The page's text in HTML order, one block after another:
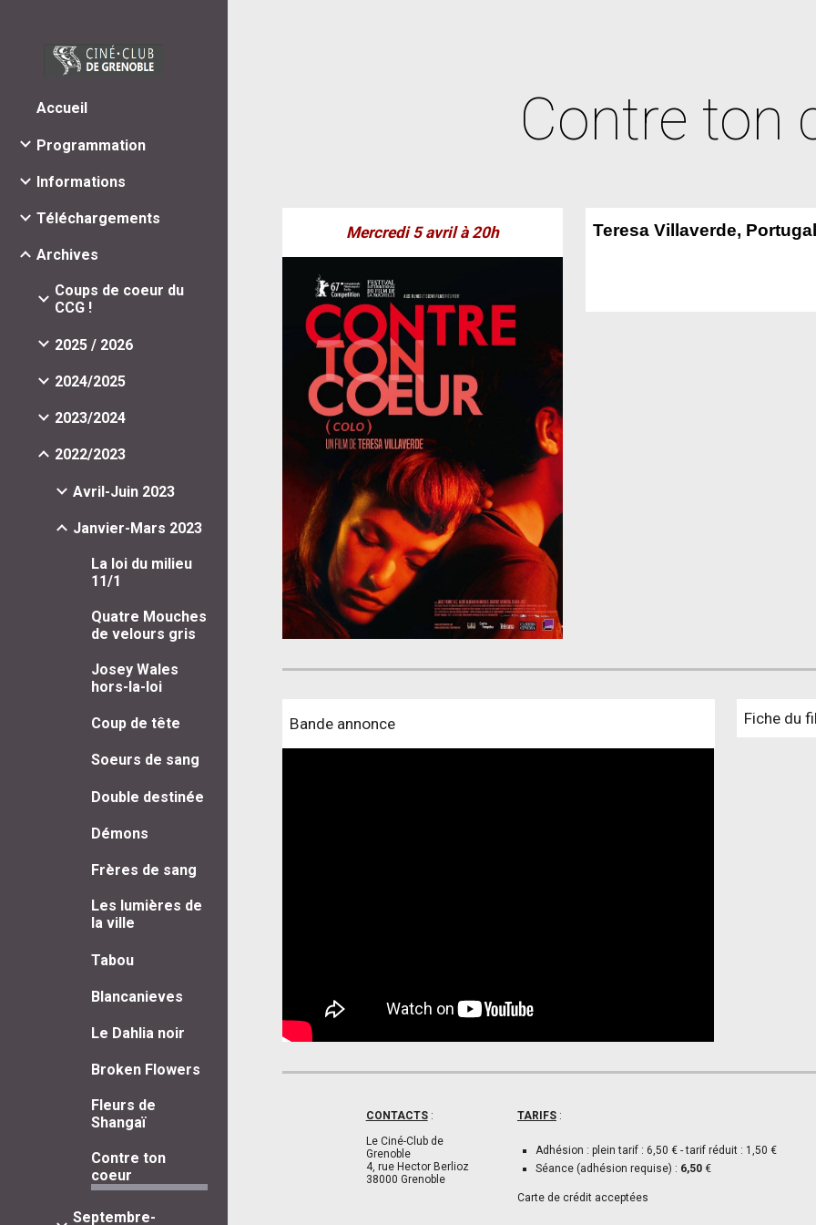
Accueil
Programmation
Informations
Téléchargements
Archives
Coups de coeur du
CCG !
2025 / 2026
2024/2025
2023/2024
2022/2023
Avril-Juin 2023
Janvier-Mars 2023
La loi du milieu
11/1
Quatre Mouches
de velours gris
Josey Wales
hors-la-loi
Coup de tête
Soeurs de sang
Double destinée
Démons
Frères de sang
Les lumières de
la ville
Tabou
Blancanieves
Le Dahlia noir
Broken Flowers
Fleurs de
Shangaï
Contre ton
coeur
Septembre-
Contre
Mercredi5 avrilà 20h Teresa Villaverde,
Bande annonce Fiche du
CONTACTS:
Le Ciné-Club de
Grenoble
4, rue Hector Berlioz
38000 Grenoble
TARIFS:
Adhésion : plein tarif : 6,50 € - tarif réduit : 1,50 €
Séance (adhésion requise) : 6,50 €
Carte de crédit acceptées